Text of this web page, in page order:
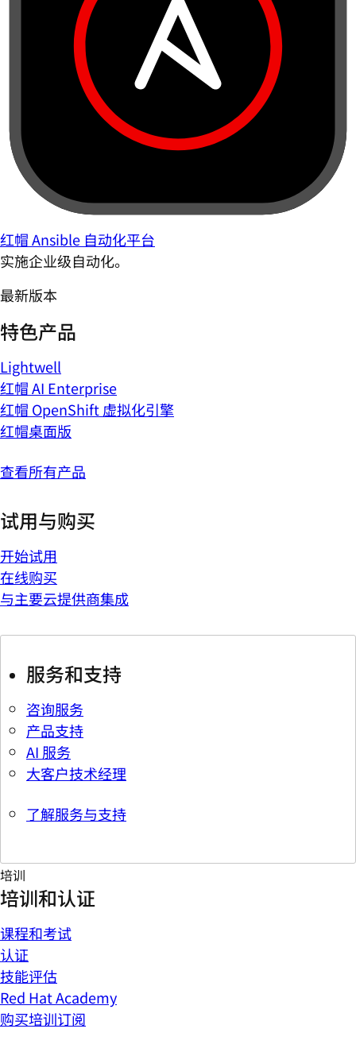
红帽 Ansible 自动化平台
实施企业级自动化。
最新版本
特色产品
Lightwell
红帽 AI Enterprise
红帽 OpenShift 虚拟化引擎
红帽桌面版
查看所有产品
试用与购买
开始试用
在线购买
与主要云提供商集成
服务和支持
咨询服务
产品支持
AI 服务
大客户技术经理
了解服务与支持
培训
培训和认证
课程和考试
认证
技能评估
Red Hat Academy
购买培训订阅